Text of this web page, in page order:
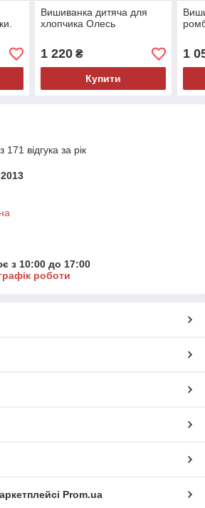
Вишиванка дитяча для
хлопчика Олесь
1 220₴
Купити
1
відгука за рік
з 10:00 до 17:00
роботи
Prom.ua